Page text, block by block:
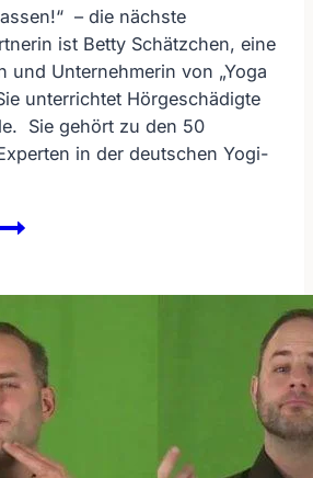
– die nächste
ist Betty Schätzchen, eine
und Unternehmerin von „Yoga
unterrichtet Hörgeschädigte
Sie gehört zu den 50
in der deutschen Yogi-
Schätzchen